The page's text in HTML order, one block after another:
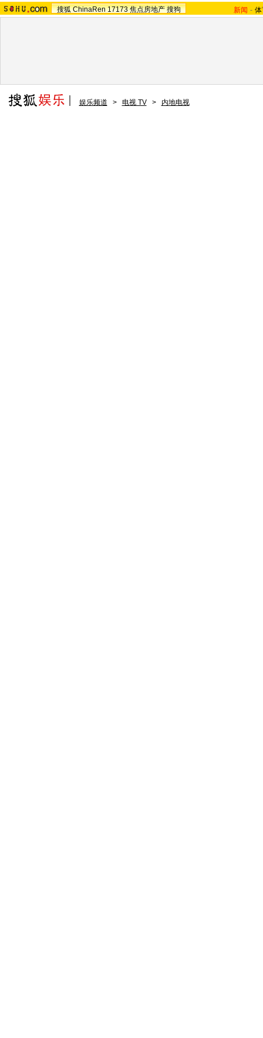
搜狐 ChinaRen 17173 焦点房地产 搜狗 新闻 -
娱乐频道 > 电视 TV > 内地电视